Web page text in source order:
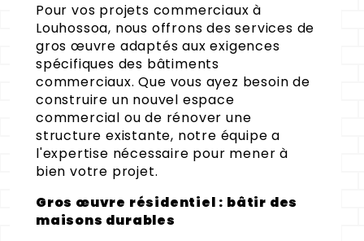
Pour vos projets commerciaux à
Louhossoa, nous offrons des services de
gros œuvre adaptés aux exigences
spécifiques des bâtiments
commerciaux. Que vous ayez besoin de
construire un nouvel espace
commercial ou de rénover une
structure existante, notre équipe a
l'expertise nécessaire pour mener à
bien votre projet.
Gros œuvre résidentiel : bâtir des
maisons durables